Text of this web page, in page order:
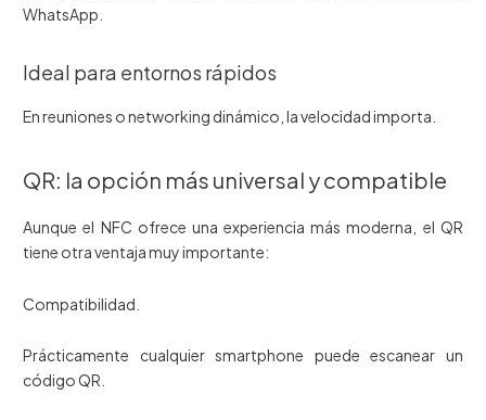
WhatsApp.
Ideal para entornos rápidos
En reuniones o networking dinámico, la velocidad importa.
QR: la opción más universal y compatible
Aunque el NFC ofrece una experiencia más moderna, el QR
tiene otra ventaja muy importante:
Compatibilidad.
Prácticamente cualquier smartphone puede escanear un
código QR.